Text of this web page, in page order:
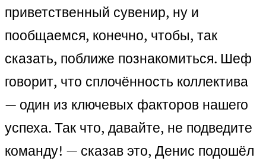
приветственный сувенир, ну и
пообщаемся, конечно, чтобы, так
сказать, поближе познакомиться. Шеф
говорит, что сплочённость коллектива
— один из ключевых факторов нашего
успеха. Так что, давайте, не подведите
команду! — сказав это, Денис подошёл